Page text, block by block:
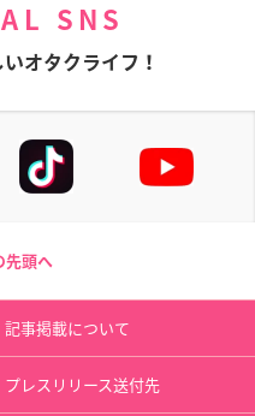
SNS
オタクライフ！
先頭へ
記事掲載について
プレスリリース送付先